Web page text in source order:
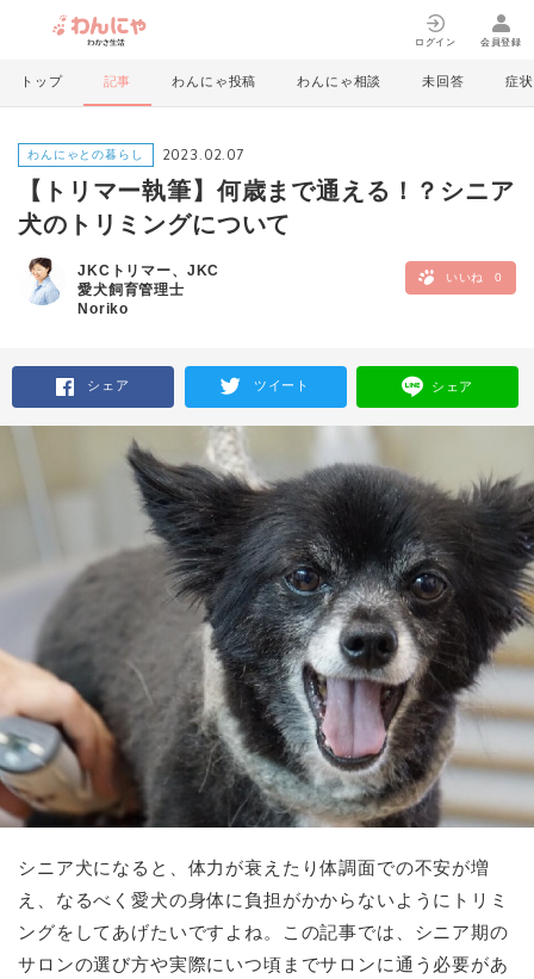
ログイン 会員登録
トップ 記事 わんにゃ投稿 わんにゃ相談 未回答 症状
わんにゃとの暮らし 2023.02.07
【トリマー執筆】何歳まで通える！？シニア
犬のトリミングについて
JKCトリマー、JKC
愛犬飼育管理士
Noriko
いいね 0
シェア ツイート シェア
シニア犬になると、体力が衰えたり体調面での不安が増
え、なるべく愛犬の身体に負担がかからないようにトリミ
ングをしてあげたいですよね。この記事では、シニア期の
サロンの選び方や実際にいつ頃までサロンに通う必要があ